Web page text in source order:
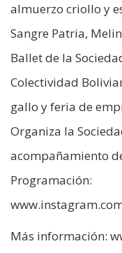
almuerzo criollo y
Sangre Patria,
Ballet de la
Colectividad
gallo y feria de
Organiza la
acompañamiento
Programación:
Más información: